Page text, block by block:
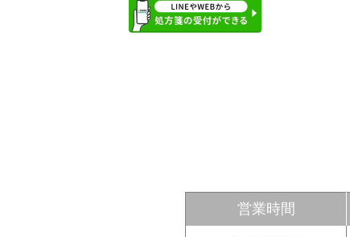
営業時間